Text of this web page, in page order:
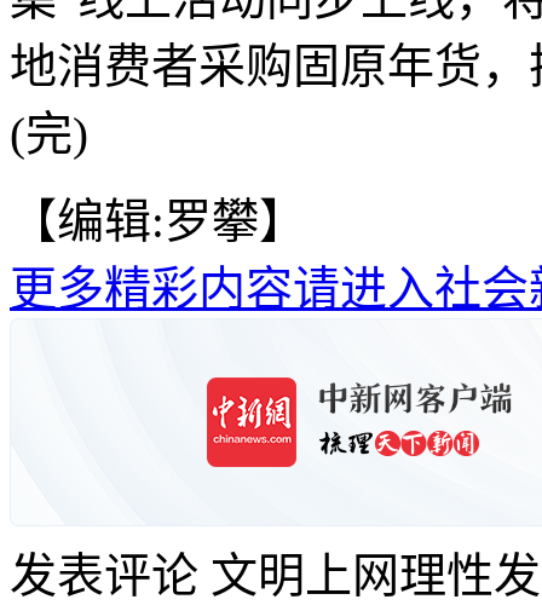
地消费者采购固原年货
(完)
【编辑:罗攀】
更多精彩内容请进入社会
发表评论 文明上网理性